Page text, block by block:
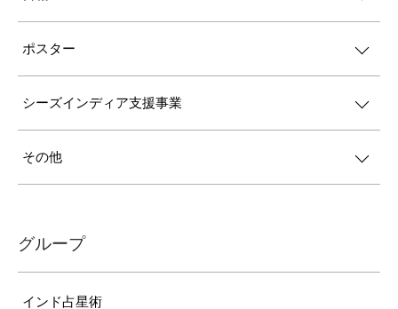
ポスター
シーズインディア支援事業
その他
グループ
インド占星術